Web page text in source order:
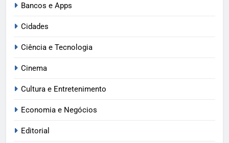
Bancos e Apps
Cidades
Ciência e Tecnologia
Cinema
Cultura e Entretenimento
Economia e Negócios
Editorial